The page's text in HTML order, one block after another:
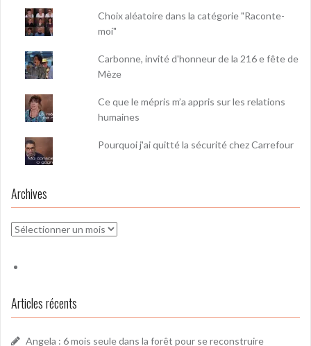
Choix aléatoire dans la catégorie "Raconte-
moi"
Carbonne, invité d'honneur de la 216 e fête de
Mèze
Ce que le mépris m’a appris sur les relations
humaines
Pourquoi j'ai quitté la sécurité chez Carrefour
Archives
Archives
Articles récents
Angela : 6 mois seule dans la forêt pour se reconstruire